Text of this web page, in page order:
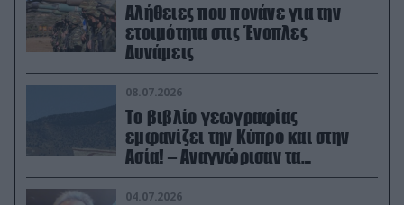
Αλήθειες που πονάνε για την
ετοιμότητα στις Ένοπλες
Δυνάμεις
08.07.2026
Το βιβλίο γεωγραφίας
εμφανίζει την Κύπρο και στην
Ασία! – Αναγνώρισαν τα
κατεχόμενα; (φωτο)
04.07.2026